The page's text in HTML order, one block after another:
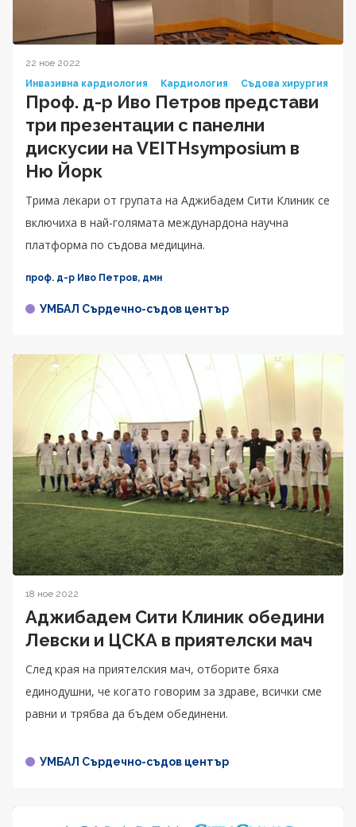
22 ное 2022
Инвазивна кардиология
Кардиология Съдова хирургия
Проф. д-р Иво Петров представи
три презентации с панелни
дискусии на VEITHsymposium в
Ню Йорк
Трима лекари от групата на Аджибадем Сити Клиник се
включиха в най-голямата междунардона научна
платформа по съдова медицина.
проф. д-р Иво Петров, дмн
УМБАЛ Сърдечно-съдов център
18 ное 2022
Аджибадем Сити Клиник обедини
Левски и ЦСКА в приятелски мач
След края на приятелския мач, отборите бяха
единодушни, че когато говорим за здраве, всички сме
равни и трябва да бъдем обединени.
УМБАЛ Сърдечно-съдов център